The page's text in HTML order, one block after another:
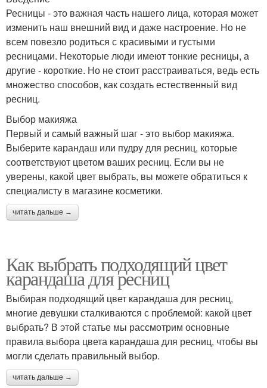
Ресницы - это важная часть нашего лица, которая может
изменить наш внешний вид и даже настроение. Но не
всем повезло родиться с красивыми и густыми
ресницами. Некоторые люди имеют тонкие ресницы, а
другие - короткие. Но не стоит расстраиваться, ведь есть
множество способов, как создать естественный вид
ресниц.
Выбор макияжа
Первый и самый важный шаг - это выбор макияжа.
Выберите карандаш или пудру для ресниц, которые
соответствуют цветом ваших ресниц. Если вы не
уверены, какой цвет выбрать, вы можете обратиться к
специалисту в магазине косметики.
читать дальше →
Как выбрать подходящий цвет
карандаша для ресниц
Выбирая подходящий цвет карандаша для ресниц,
многие девушки сталкиваются с проблемой: какой цвет
выбрать? В этой статье мы рассмотрим основные
правила выбора цвета карандаша для ресниц, чтобы вы
могли сделать правильный выбор.
читать дальше →